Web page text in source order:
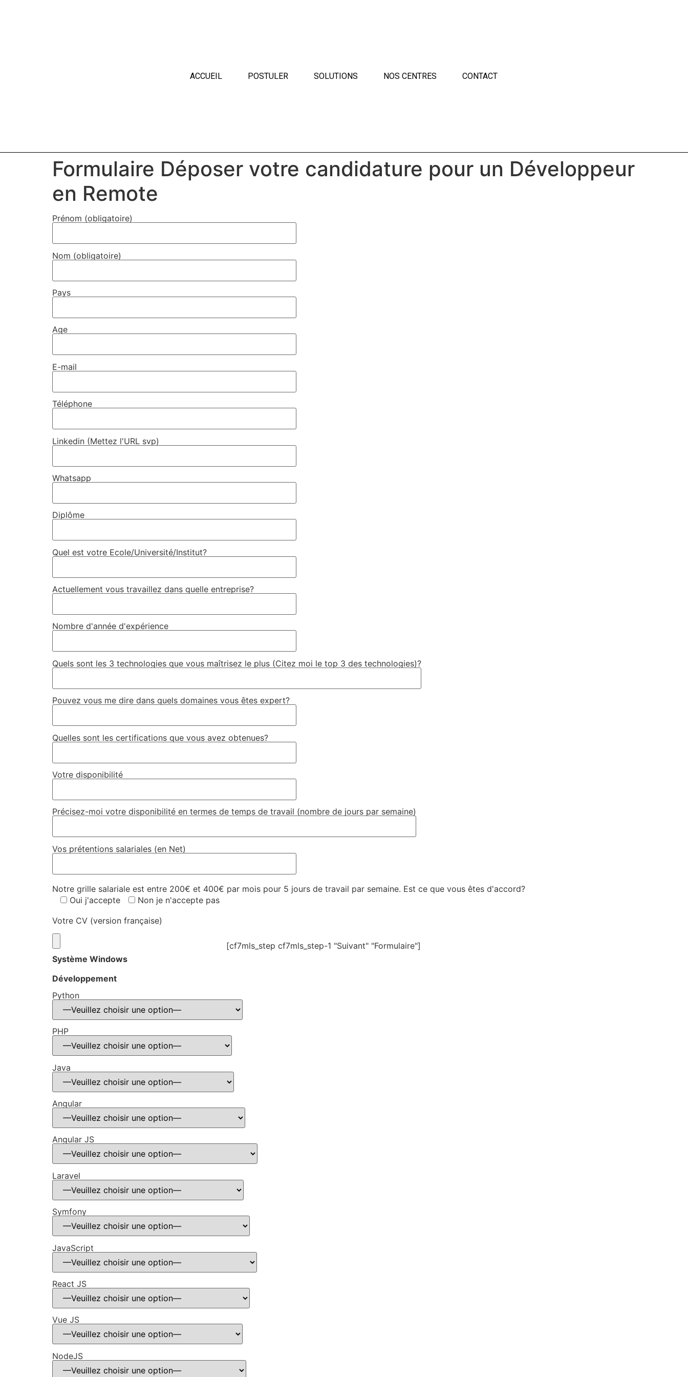
ACCUEIL POSTULER SOLUTIONS NOS CENTRES CONTACT
Formulaire Déposer votre candidature pour un Développeur
en Remote
Prénom (obligatoire)
Nom (obligatoire)
Pays
Age
E-mail
Téléphone
Linkedin (Mettez l'URL svp)
Whatsapp
Diplôme
Quel est votre Ecole/Université/Institut?
Actuellement vous travaillez dans quelle entreprise?
Nombre d'année d'expérience
Quels sont les 3 technologies que vous maîtrisez le plus (Citez moi le top 3 des technologies)?
Pouvez vous me dire dans quels domaines vous êtes expert?
Quelles sont les certifications que vous avez obtenues?
Votre disponibilité
Précisez-moi votre disponibilité en termes de temps de travail (nombre de jours par semaine)
Vos prétentions salariales (en Net)
Notre grille salariale est entre 200€ et 400€ par mois pour 5 jours de travail par semaine. Est ce que vous êtes d'accord?
Oui j'accepte
Non je n'accepte pas
Votre CV (version française)
[cf7mls_step cf7mls_step-1 "Suivant" "Formulaire"]
Système Windows
Développement
Python
PHP
Java
Angular
Angular JS
Laravel
Symfony
JavaScript
React JS
Vue JS
NodeJS